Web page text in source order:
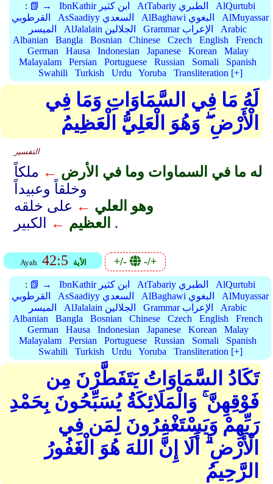
: 📗 → IbnKathir ابن كثير AtTabariy الطبري
AlQurtubi
القرطوبي
AsSaadiyy السعدي AlBaghawi البغوي
AlMuyassar
الميسر
AlJalalain الجلالين Grammar الإعراب
Arabic
Albanian
Bangla Bosnian Chinese Czech English
French
German
Hausa Indonesian Japanese Korean
Malay
Malayalam
Persian Portuguese Russian Somali
Spanish
Swahili
Turkish Urdu Yoruba Transliteration [+]
لَهُ مَا فِي السَّمَاوَاتِ وَمَا فِي
الْأَرْضِ ۖ وَهُوَ الْعَلِيُّ الْعَظِيمُ
التفسير
له ما في السماوات وما في الأرض ← ملكاً
وخلقاً وعبيداً
وهو العلي ← على خلقه
العظيم ← الكبير .
Ayah 42:5 الأية +/- -/+
: 📗 → IbnKathir ابن كثير AtTabariy الطبري
AlQurtubi
القرطوبي
AsSaadiyy السعدي AlBaghawi البغوي
AlMuyassar
الميسر
AlJalalain الجلالين Grammar الإعراب
Arabic
Albanian
Bangla Bosnian Chinese Czech English
French
German
Hausa Indonesian Japanese Korean
Malay
Malayalam
Persian Portuguese Russian Somali
Spanish
Swahili
Turkish Urdu Yoruba Transliteration [+]
تَكَادُ السَّمَاوَاتُ يَتَفَطَّرْنَ مِن
فَوْقِهِنَّ ۚ وَالْمَلَائِكَةُ يُسَبِّحُونَ بِحَمْدِ
رَبِّهِمْ وَيَسْتَغْفِرُونَ لِمَن فِي
الْأَرْضِ ۗ أَلَا إِنَّ اللهَ هُوَ الْغَفُورُ
الرَّحِيمُ